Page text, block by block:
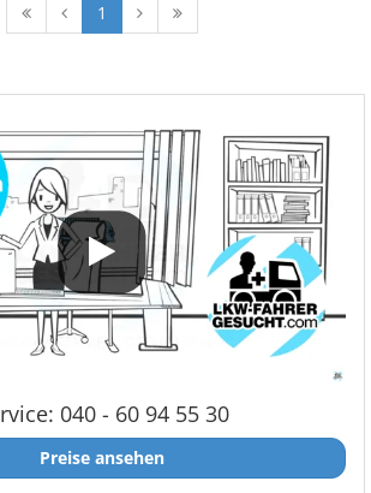
1
040 - 60 94 55 30
Preise ansehen